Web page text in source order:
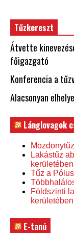
Tűzkereszt
Átvette
főigazgató
Konferencia a
Alacsonyan
Lánglovagok
Lakástűz
kerületében
Tűz a
Földszinti
kerületében
E-tanú